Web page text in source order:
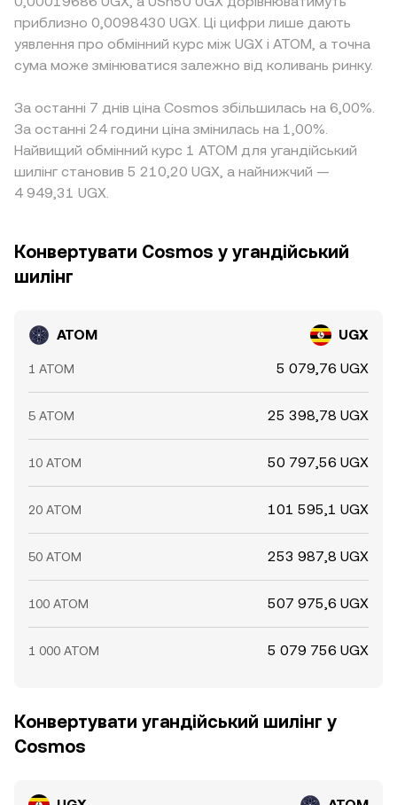
приблизно 0,0098430 UGX. Ці цифри лише дають
уявлення про обмінний курс між UGX і ATOM, а точна
сума може змінюватися залежно від коливань ринку.
За останні 7 днів ціна Cosmos збільшилась на 6,00%.
За останні 24 години ціна змінилась на 1,00%.
Найвищий обмінний курс 1 ATOM для угандійський
шилінг становив 5 210,20 UGX, а найнижчий —
4 949,31 UGX.
Конвертувати Cosmos у угандійський
шилінг
ATOM UGX
1 ATOM 5 079,76 UGX
5 ATOM 25 398,78 UGX
10 ATOM 50 797,56 UGX
20 ATOM 101 595,1 UGX
50 ATOM 253 987,8 UGX
100 ATOM 507 975,6 UGX
1 000 ATOM 5 079 756 UGX
Конвертувати угандійський шилінг у
Cosmos